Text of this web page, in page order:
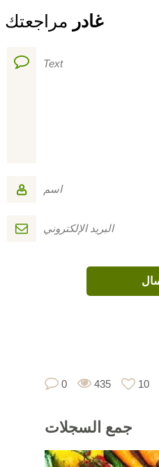
غادر مراجعتك
0 435 10
جمع السجلات